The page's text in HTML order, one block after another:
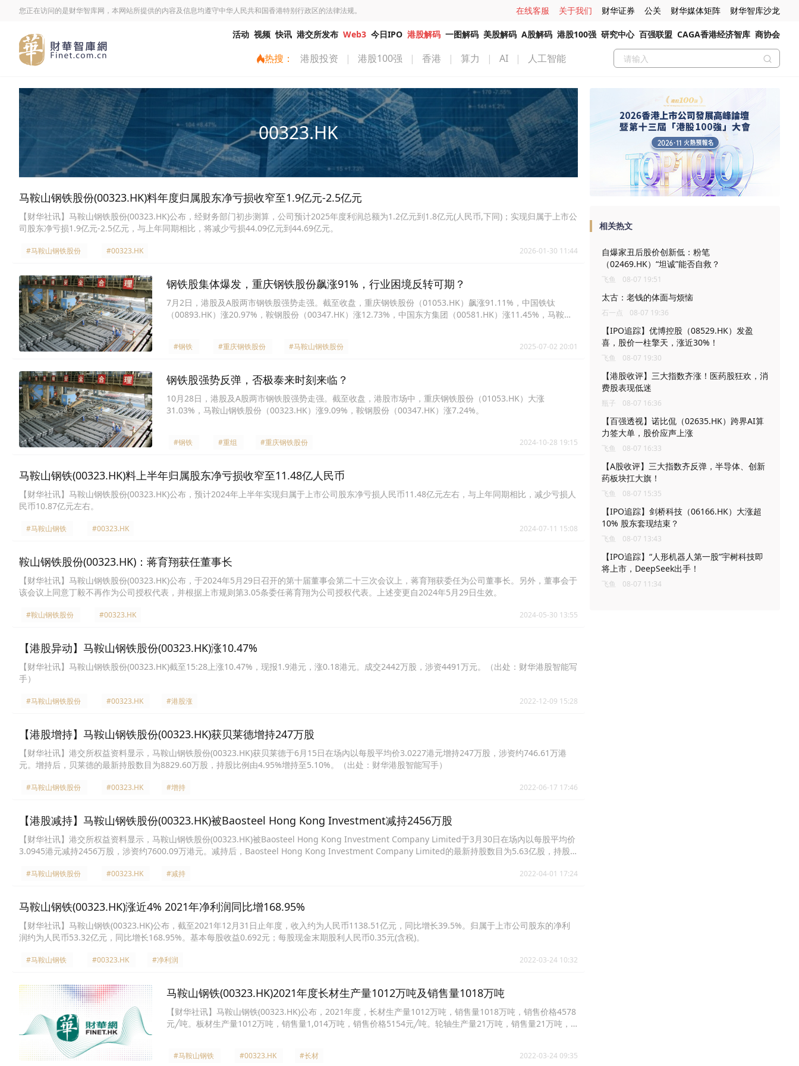
您正在访问的是财华智库网，本网站所提供的内容及信息均遵守中华人民共和国香港特别行政区的法律法规。 在线客服 关于我们 财华证券 公关 财华媒体矩阵 财华智库沙龙
活动 视频 快讯 港交所发布 Web3 今日IPO 港股解码 一图解码 美股解码 A股解码 港股100强 研究中心 百强联盟 CAGA香港经济智库 商协会
热搜： 港股投资 | 港股100强 | 香港 | 算力 | AI | 人工智能
00323.HK
马鞍山钢铁股份(00323.HK)料年度归属股东净亏损收窄至1.9亿元-2.5亿元
【财华社讯】马鞍山钢铁股份(00323.HK)公布，经财务部门初步测算，公司预计2025年度利润总额为1.2亿元到1.8亿元(人民币,下同)；实现归属于上市公
司股东净亏损1.9亿元-2.5亿元，与上年同期相比，将减少亏损44.09亿元到44.69亿元。
#马鞍山钢铁股份 #00323.HK 2026-01-30 11:44
钢铁股集体爆发，重庆钢铁股份飙涨91%，行业困境反转可期？
7月2日，港股及A股两市钢铁股强势走强。截至收盘，重庆钢铁股份（01053.HK）飙涨91.11%，中国铁钛
（00893.HK）涨20.97%，鞍钢股份（00347.HK）涨12.73%，中国东方集团（00581.HK）涨11.45%，马鞍山
#钢铁 #重庆钢铁股份 #马鞍山钢铁股份 2025-07-02 20:01
钢铁股强势反弹，否极泰来时刻来临？
10月28日，港股及A股两市钢铁股强势走强。截至收盘，港股市场中，重庆钢铁股份（01053.HK）大涨
31.03%，马鞍山钢铁股份（00323.HK）涨9.09%，鞍钢股份（00347.HK）涨7.24%。
#钢铁 #重组 #重庆钢铁股份 2024-10-28 19:15
马鞍山钢铁(00323.HK)料上半年归属股东净亏损收窄至11.48亿人民币
【财华社讯】马鞍山钢铁股份(00323.HK)公布，预计2024年上半年实现归属于上市公司股东净亏损人民币11.48亿元左右，与上年同期相比，减少亏损人
民币10.87亿元左右。
#马鞍山钢铁 #00323.HK 2024-07-11 15:08
鞍山钢铁股份(00323.HK)：蒋育翔获任董事长
【财华社讯】马鞍山钢铁股份(00323.HK)公布，于2024年5月29日召开的第十届董事会第二十三次会议上，蒋育翔获委任为公司董事长。另外，董事会于
该会议上同意丁毅不再作为公司授权代表，并根据上市规则第3.05条委任蒋育翔为公司授权代表。上述变更自2024年5月29日生效。
#鞍山钢铁股份 #00323.HK 2024-05-30 13:55
【港股异动】马鞍山钢铁股份(00323.HK)涨10.47%
【财华社讯】马鞍山钢铁股份(00323.HK)截至15:28上涨10.47%，现报1.9港元，涨0.18港元。成交2442万股，涉资4491万元。（出处：财华港股智能写
手）
#马鞍山钢铁股份 #00323.HK #港股涨 2022-12-09 15:28
【港股增持】马鞍山钢铁股份(00323.HK)获贝莱德增持247万股
【财华社讯】港交所权益资料显示，马鞍山钢铁股份(00323.HK)获贝莱德于6月15日在场內以每股平均价3.0227港元增持247万股，涉资约746.61万港
元。增持后，贝莱德的最新持股数目为8829.60万股，持股比例由4.95%增持至5.10%。（出处：财华港股智能写手）
#马鞍山钢铁股份 #00323.HK #增持 2022-06-17 17:46
【港股减持】马鞍山钢铁股份(00323.HK)被Baosteel Hong Kong Investment减持2456万股
【财华社讯】港交所权益资料显示，马鞍山钢铁股份(00323.HK)被Baosteel Hong Kong Investment Company Limited于3月30日在场內以每股平均价
3.0945港元减持2456万股，涉资约7600.09万港元。减持后，Baosteel Hong Kong Investment Company Limited的最新持股数目为5.63亿股，持股
#马鞍山钢铁股份 #00323.HK #减持 2022-04-01 17:24
马鞍山钢铁(00323.HK)涨近4% 2021年净利润同比增168.95%
【财华社讯】马鞍山钢铁(00323.HK)公布，截至2021年12月31日止年度，收入约为人民币1138.51亿元，同比增长39.5%。归属于上市公司股东的净利
润约为人民币53.32亿元，同比增长168.95%。基本每股收益0.692元；每股现金末期股利人民币0.35元(含税)。
#马鞍山钢铁 #00323.HK #净利润 2022-03-24 10:32
马鞍山钢铁(00323.HK)2021年度长材生产量1012万吨及销售量1018万吨
【财华社讯】马鞍山钢铁(00323.HK)公布，2021年度，长材生产量1012万吨，销售量1018万吨，销售价格4578
元╱吨。板材生产量1012万吨，销售量1,014万吨，销售价格5154元╱吨。轮轴生产量21万吨，销售量21万吨，
#马鞍山钢铁 #00323.HK #长材 2022-03-24 09:35
相关热文
自爆家丑后股价创新低：粉笔
（02469.HK）“坦诚”能否自救？
飞鱼 08-07 19:51
太古：老钱的体面与烦恼
石一点 08-07 19:36
【IPO追踪】优博控股（08529.HK）发盈
喜，股价一柱擎天，涨近30%！
飞鱼 08-07 19:30
【港股收评】三大指数齐涨！医药股狂欢，消
费股表现低迷
瓶子 08-07 16:36
【百强透视】诺比侃（02635.HK）跨界AI算
力签大单，股价应声上涨
飞鱼 08-07 16:33
【A股收评】三大指数齐反弹，半导体、创新
药板块扛大旗！
飞鱼 08-07 15:35
【IPO追踪】剑桥科技（06166.HK）大涨超
10% 股东套现结束？
飞鱼 08-07 13:43
【IPO追踪】“人形机器人第一股”宇树科技即
将上市，DeepSeek出手！
飞鱼 08-07 11:34